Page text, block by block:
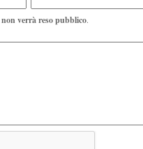
non verrà reso pubblico.